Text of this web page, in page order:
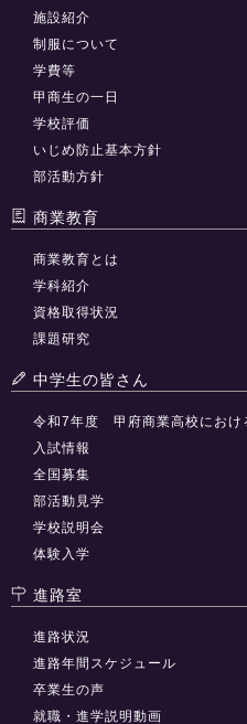
施設紹介
制服について
学費等
甲商生の一日
学校評価
いじめ防止基本方針
部活動方針
商業教育
商業教育とは
学科紹介
資格取得状況
課題研究
中学生の皆さん
令和7年度 甲府商業高校におけ
入試情報
全国募集
部活動見学
学校説明会
体験入学
進路室
進路状況
進路年間スケジュール
卒業生の声
就職・進学説明動画